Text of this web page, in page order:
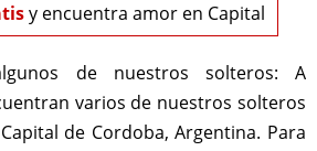
y encuentra amor en Capital
de nuestros solteros: A
varios de nuestros solteros
de Cordoba, Argentina. Para